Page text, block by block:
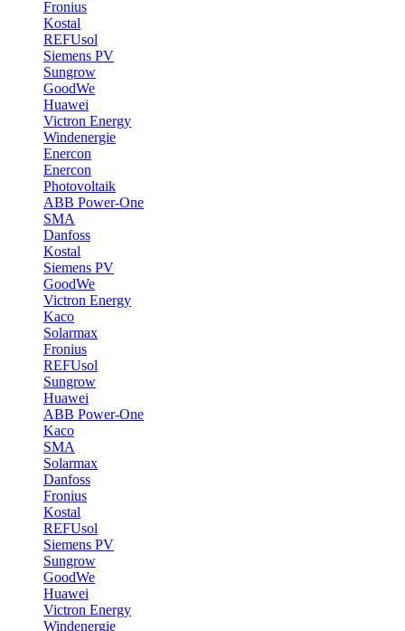
Fronius
Kostal
REFUsol
Siemens PV
Sungrow
GoodWe
Huawei
Victron Energy
Windenergie
Enercon
Enercon
Photovoltaik
ABB Power-One
SMA
Danfoss
Kostal
Siemens PV
GoodWe
Victron Energy
Kaco
Solarmax
Fronius
REFUsol
Sungrow
Huawei
ABB Power-One
Kaco
SMA
Solarmax
Danfoss
Fronius
Kostal
REFUsol
Siemens PV
Sungrow
GoodWe
Huawei
Victron Energy
Windenergie